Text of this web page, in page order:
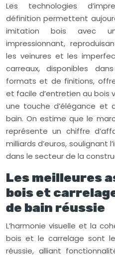
Les technologies
définition permettent
imitation bois avec
impressionnant,
les veinures et les
carreaux, disponibles
formats et de finitions,
et facile d’entretien au
une touche d’élégance et
bain. On estime que le
représente un chiffre
milliards d’euros, soulignant
dans le secteur de la
Les meilleures
bois et
de bain réussie
L’harmonie visuelle et la
bois et le carrelage sont
réussie, alliant